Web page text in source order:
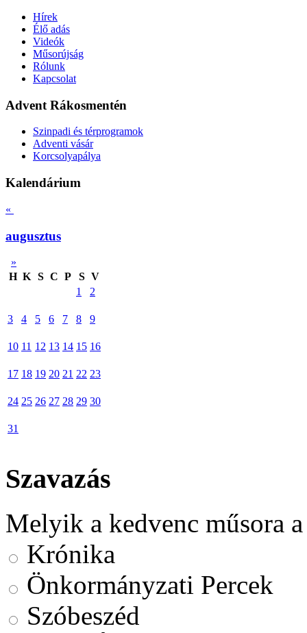
Hírek
Élő adás
Videók
Műsorújság
Rólunk
Kapcsolat
Advent Rákosmentén
Szinpadi és térprogramok
Adventi vásár
Korcsolyapálya
Kalendárium
«
augusztus
»
H K S C P S V
1
2
3 4 5 6 7 8 9
10 11 12 13 14 15 16
17 18 19 20 21 22 23
24 25 26 27 28 29 30
31
Szavazás
Melyik a kedvenc műsora
Krónika
Önkormányzati Percek
Szóbeszéd